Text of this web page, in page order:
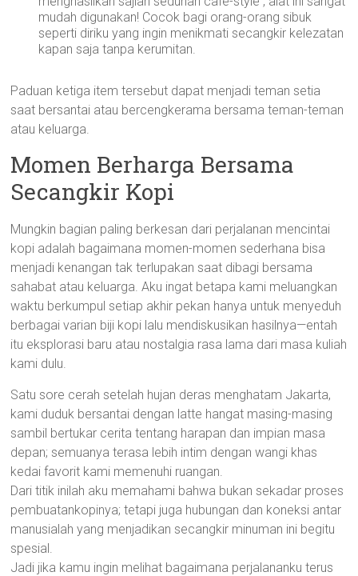
mudah digunakan! Cocok bagi orang-orang sibuk
seperti diriku yang ingin menikmati secangkir kelezatan
kapan saja tanpa kerumitan.
Paduan ketiga item tersebut dapat menjadi teman setia
saat bersantai atau bercengkerama bersama teman-teman
atau keluarga.
Momen Berharga Bersama
Secangkir Kopi
Mungkin bagian paling berkesan dari perjalanan mencintai
kopi adalah bagaimana momen-momen sederhana bisa
menjadi kenangan tak terlupakan saat dibagi bersama
sahabat atau keluarga. Aku ingat betapa kami meluangkan
waktu berkumpul setiap akhir pekan hanya untuk menyeduh
berbagai varian biji kopi lalu mendiskusikan hasilnya—entah
itu eksplorasi baru atau nostalgia rasa lama dari masa kuliah
kami dulu.
Satu sore cerah setelah hujan deras menghatam Jakarta,
kami duduk bersantai dengan latte hangat masing-masing
sambil bertukar cerita tentang harapan dan impian masa
depan; semuanya terasa lebih intim dengan wangi khas
kedai favorit kami memenuhi ruangan.
Dari titik inilah aku memahami bahwa bukan sekadar proses
pembuatankopinya; tetapi juga hubungan dan koneksi antar
manusialah yang menjadikan secangkir minuman ini begitu
spesial.
Jadi jika kamu ingin melihat bagaimana perjalananku terus